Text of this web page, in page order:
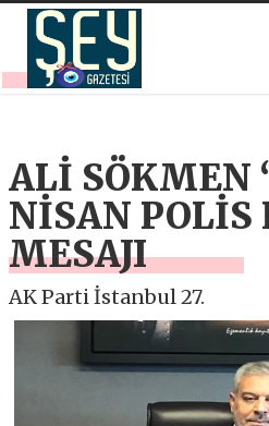
ALİ SÖKMEN
NİSAN POLİS
MESAJI
AK Parti İstanbul 27.